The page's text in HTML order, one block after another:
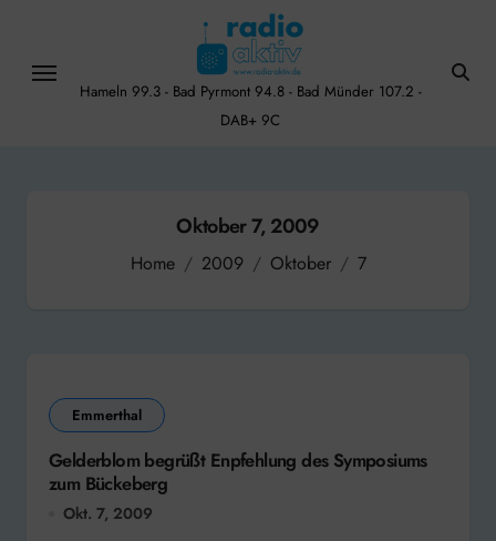
content
Hameln 99.3 - Bad Pyrmont 94.8 - Bad Münder 107.2 -
DAB+ 9C
Oktober 7, 2009
Home 2009 Oktober 7
Emmerthal
Gelderblom begrüßt Enpfehlung des Symposiums
zum Bückeberg
Okt. 7, 2009